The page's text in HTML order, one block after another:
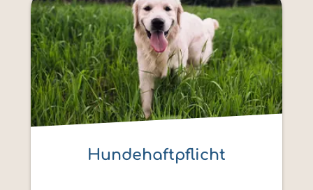
Hundehaftpflicht